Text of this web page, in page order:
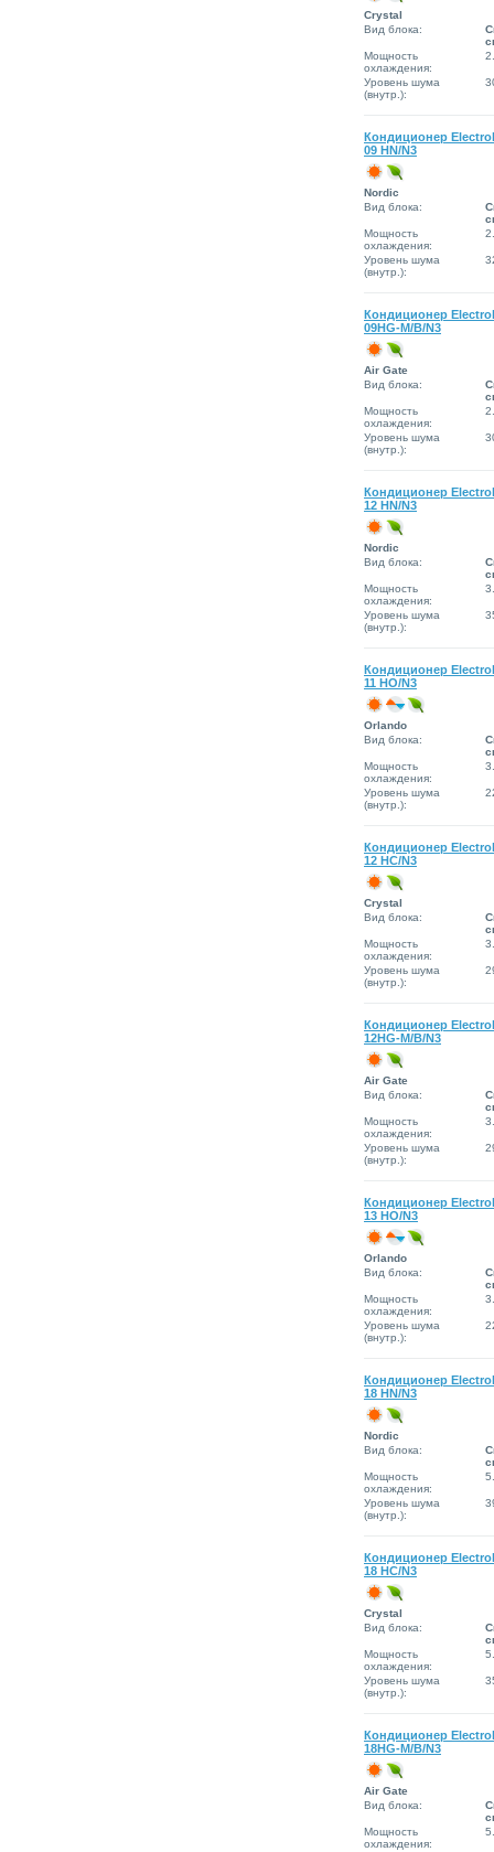
Сrystal
Вид блока:
Мощность
охлаждения:
Уровень шума
(внутр.):
Кондиционер
09 HN/N3
Nordic
Вид блока:
Мощность
охлаждения:
Уровень шума
(внутр.):
Кондиционер
09HG-M/B/N3
Air Gate
Вид блока:
Мощность
охлаждения:
Уровень шума
(внутр.):
Кондиционер
12 HN/N3
Nordic
Вид блока:
Мощность
охлаждения:
Уровень шума
(внутр.):
Кондиционер
11 HO/N3
Orlando
Вид блока:
Мощность
охлаждения:
Уровень шума
(внутр.):
Кондиционер
12 HC/N3
Сrystal
Вид блока:
Мощность
охлаждения:
Уровень шума
(внутр.):
Кондиционер
12HG-M/B/N3
Air Gate
Вид блока:
Мощность
охлаждения:
Уровень шума
(внутр.):
Кондиционер
13 HO/N3
Orlando
Вид блока:
Мощность
охлаждения:
Уровень шума
(внутр.):
Кондиционер
18 HN/N3
Nordic
Вид блока:
Мощность
охлаждения:
Уровень шума
(внутр.):
Кондиционер
18 HC/N3
Сrystal
Вид блока:
Мощность
охлаждения:
Уровень шума
(внутр.):
Кондиционер
18HG-M/B/N3
Air Gate
Вид блока:
Мощность
охлаждения: